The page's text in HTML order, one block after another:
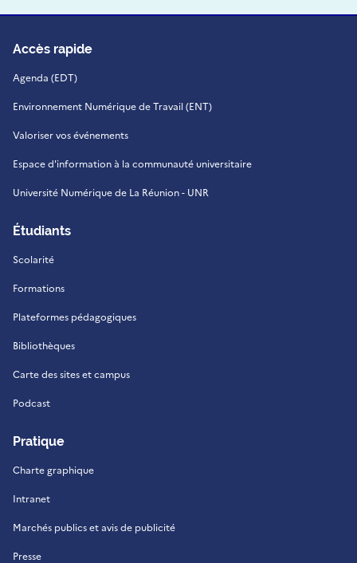
Accès rapide
Agenda (EDT)
Environnement Numérique de Travail (ENT)
Valoriser vos événements
Espace d'information à la communauté universitaire
Université Numérique de La Réunion - UNR
Étudiants
Scolarité
Formations
Plateformes pédagogiques
Bibliothèques
Carte des sites et campus
Podcast
Pratique
Charte graphique
Intranet
Marchés publics et avis de publicité
Presse